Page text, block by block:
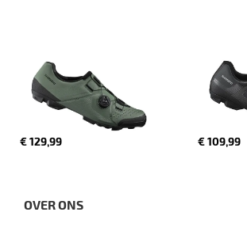
€ 129,99 € 109,99
OVER ONS